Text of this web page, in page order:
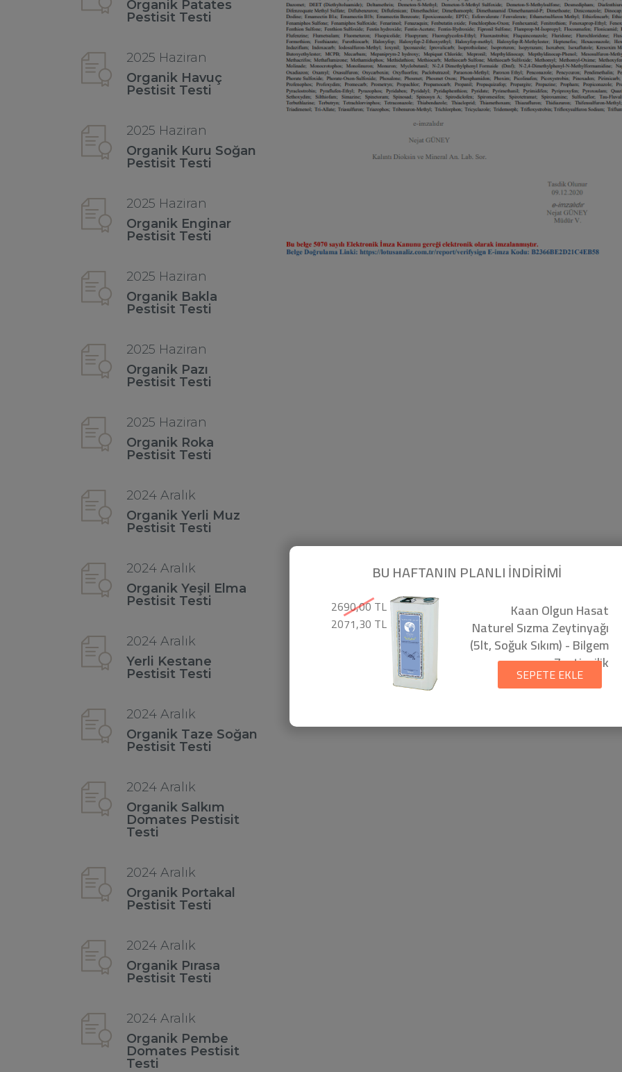
Organik Patates
Pestisit Testi
2025 Haziran
Organik Havuç
Pestisit Testi
2025 Haziran
Organik Kuru Soğan
Pestisit Testi
2025 Haziran
Organik Enginar
Pestisit Testi
2025 Haziran
Organik Bakla
Pestisit Testi
2025 Haziran
Organik Pazı
Pestisit Testi
2025 Haziran
Organik Roka
Pestisit Testi
2024 Aralık
Organik Yerli Muz
Pestisit Testi
2024 Aralık
Organik Yeşil Elma
Pestisit Testi
2024 Aralık
Yerli Kestane
Pestisit Testi
2024 Aralık
Organik Taze Soğan
Pestisit Testi
2024 Aralık
Organik Salkım
Domates Pestisit
Testi
2024 Aralık
Organik Portakal
Pestisit Testi
2024 Aralık
Organik Pırasa
Pestisit Testi
2024 Aralık
Organik Pembe
Domates Pestisit
Testi
BU HAFTANIN PLANLI İNDİRİMİ
2690,00 TL
2071,30 TL
Kaan Olgun Hasat
Naturel Sızma Zeytinyağı
(5lt, Soğuk Sıkım) - Bilgem
Zeytincilik
SEPETE EKLE